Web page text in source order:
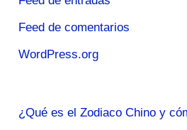
Feed de comentarios
WordPress.org
¿Qué es el Zodiaco Chino y